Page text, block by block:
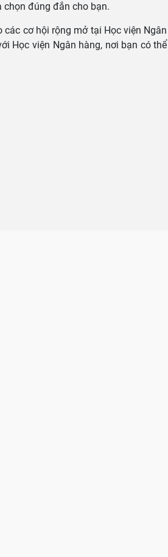
chọn đúng đắn cho bạn.
cơ hội rộng mở tại Học viện Ngân
Học viện Ngân hàng, nơi bạn có thể